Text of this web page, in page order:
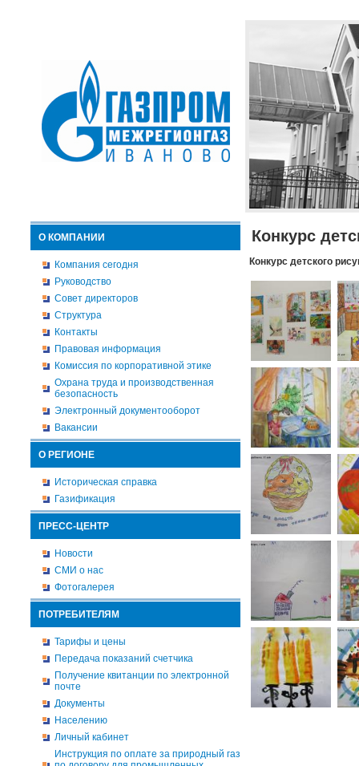
О КОМПАНИИ
Компания сегодня
Руководство
Совет директоров
Структура
Контакты
Правовая информация
Комиссия по корпоративной этике
Охрана труда и производственная
безопасность
Электронный документооборот
Вакансии
О РЕГИОНЕ
Историческая справка
Газификация
ПРЕСС-ЦЕНТР
Новости
СМИ о нас
Фотогалерея
ПОТРЕБИТЕЛЯМ
Тарифы и цены
Передача показаний счетчика
Получение квитанции по электронной
почте
Документы
Населению
Личный кабинет
Инструкция по оплате за природный газ
Конкурс
Конкурс детского